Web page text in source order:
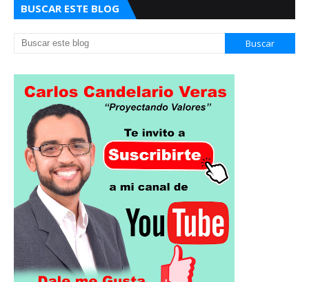
BUSCAR ESTE BLOG